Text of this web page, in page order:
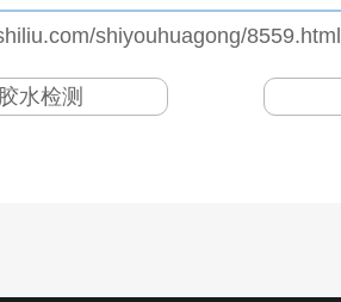
shiyouhuagong/8559.html
水检测